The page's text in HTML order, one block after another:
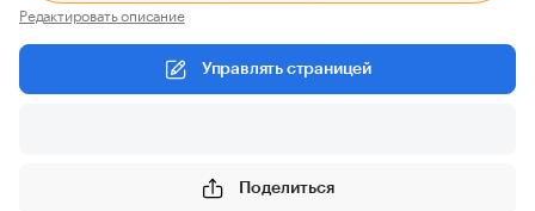
Редактировать описание
Управлять страницей
Поделиться